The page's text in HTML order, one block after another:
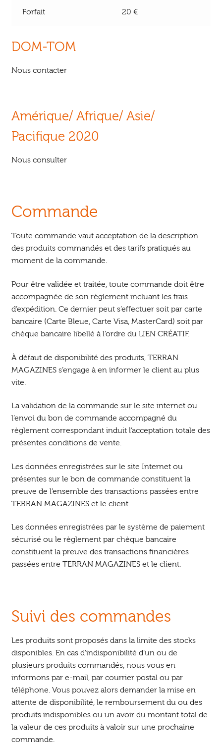
Forfait 20 €
DOM-TOM
Nous contacter
Amérique/ Afrique/ Asie/
Pacifique 2020
Nous consulter
Commande
Toute commande vaut acceptation de la description
des produits commandés et des tarifs pratiqués au
moment de la commande.
Pour être validée et traitée, toute commande doit être
accompagnée de son règlement incluant les frais
d’expédition. Ce dernier peut s’effectuer soit par carte
bancaire (Carte Bleue, Carte Visa, MasterCard) soit par
chèque bancaire libellé à l’ordre du LIEN CRÉATIF.
À défaut de disponibilité des produits, TERRAN
MAGAZINES s’engage à en informer le client au plus
vite.
La validation de la commande sur le site internet ou
l’envoi du bon de commande accompagné du
règlement correspondant induit l’acceptation totale des
présentes conditions de vente.
Les données enregistrées sur le site Internet ou
présentes sur le bon de commande constituent la
preuve de l’ensemble des transactions passées entre
TERRAN MAGAZINES et le client.
Les données enregistrées par le système de paiement
sécurisé ou le règlement par chèque bancaire
constituent la preuve des transactions financières
passées entre TERRAN MAGAZINES et le client.
Suivi des commandes
Les produits sont proposés dans la limite des stocks
disponibles. En cas d’indisponibilité d’un ou de
plusieurs produits commandés, nous vous en
informons par e-mail, par courrier postal ou par
téléphone. Vous pouvez alors demander la mise en
attente de disponibilité, le remboursement du ou des
produits indisponibles ou un avoir du montant total de
la valeur de ces produits à valoir sur une prochaine
commande.